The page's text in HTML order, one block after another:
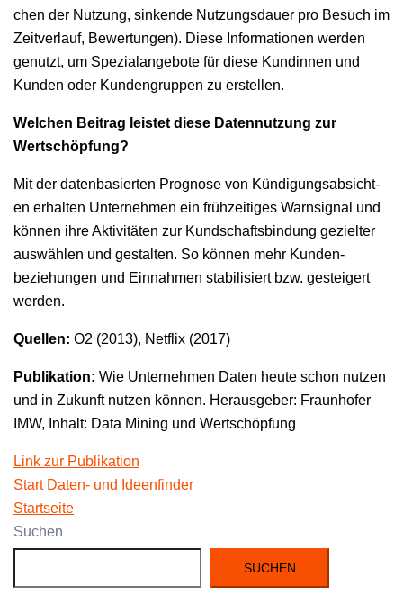
chen der Nutzung, sink­ende Nutzungs­dauer pro Besuch im
Zeitver­lauf, Bew­er­tun­gen). Diese Infor­ma­tio­nen wer­den
genutzt, um Spezialange­bote für diese Kundin­nen und
Kun­den oder Kun­den­grup­pen zu erstellen.
Welchen Beitrag leis­tet diese Daten­nutzung zur
Wertschöpfung?
Mit der daten­basierten Prog­nose von Kündi­gungsab­sicht­
en erhal­ten Unternehmen ein frühzeit­iges Warnsignal und
kön­nen ihre Aktiv­itäten zur Kund­schafts­bindung geziel­ter
auswählen und gestal­ten. So kön­nen mehr Kun­den­
beziehun­gen und Ein­nah­men sta­bil­isiert bzw. gesteigert
werden.
Quellen: O2 (2013), Net­flix (2017)
Pub­lika­tion: Wie Unternehmen Dat­en heute schon nutzen
und in Zukun­ft nutzen kön­nen. Her­aus­ge­ber: Fraun­hofer
IMW, Inhalt: Data Min­ing und Wertschöpfung
Link zur Publikation
Start Dat­en- und Ideenfinder
Start­seite
Suchen
SUCHEN